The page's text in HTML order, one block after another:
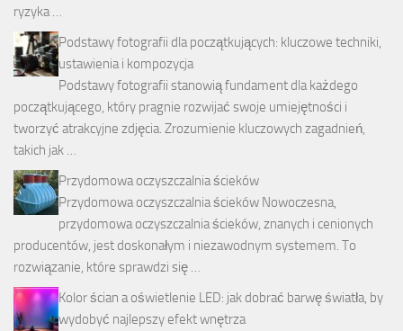
ryzyka …
Podstawy fotografii dla początkujących: kluczowe techniki,
ustawienia i kompozycja
Podstawy fotografii stanowią fundament dla każdego
początkującego, który pragnie rozwijać swoje umiejętności i
tworzyć atrakcyjne zdjęcia. Zrozumienie kluczowych zagadnień,
takich jak …
Przydomowa oczyszczalnia ścieków
Przydomowa oczyszczalnia ścieków Nowoczesna,
przydomowa oczyszczalnia ścieków, znanych i cenionych
producentów, jest doskonałym i niezawodnym systemem. To
rozwiązanie, które sprawdzi się …
Kolor ścian a oświetlenie LED: jak dobrać barwę światła, by
wydobyć najlepszy efekt wnętrza